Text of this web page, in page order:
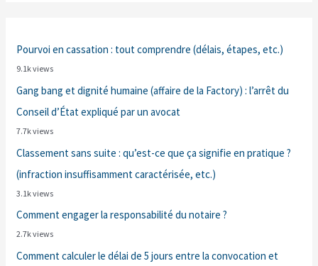
Pourvoi en cassation : tout comprendre (délais, étapes, etc.)
9.1k views
Gang bang et dignité humaine (affaire de la Factory) : l’arrêt du
Conseil d’État expliqué par un avocat
7.7k views
Classement sans suite : qu’est-ce que ça signifie en pratique ?
(infraction insuffisamment caractérisée, etc.)
3.1k views
Comment engager la responsabilité du notaire ?
2.7k views
Comment calculer le délai de 5 jours entre la convocation et